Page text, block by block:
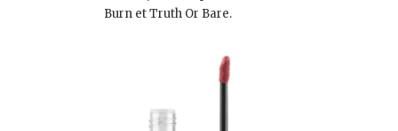
Burn et Truth Or Bare.